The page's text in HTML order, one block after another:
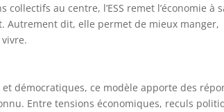
collectifs au centre, l’ESS remet l’économie à
Autrement dit, elle permet de mieux manger,
démocratiques, ce modèle apporte des
Entre tensions économiques, reculs